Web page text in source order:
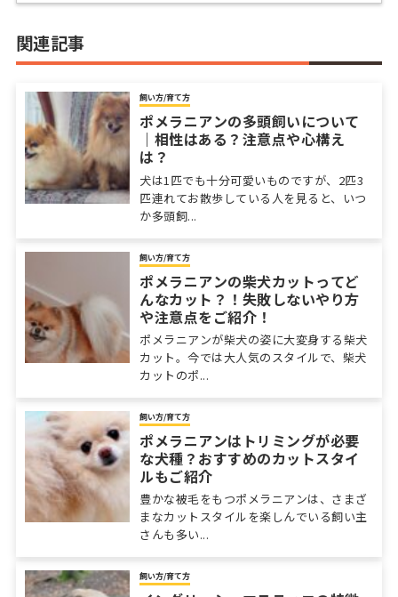
関連記事
飼い方/育て方
ポメラニアンの多頭飼いについて
｜相性はある？注意点や心構え
は？
犬は1匹でも十分可愛いものですが、2匹3
匹連れてお散歩している人を見ると、いつ
か多頭飼...
飼い方/育て方
ポメラニアンの柴犬カットってど
んなカット？！失敗しないやり方
や注意点をご紹介！
ポメラニアンが柴犬の姿に大変身する柴犬
カット。今では大人気のスタイルで、柴犬
カットのポ...
飼い方/育て方
ポメラニアンはトリミングが必要
な犬種？おすすめのカットスタイ
ルもご紹介
豊かな被毛をもつポメラニアンは、さまざ
まなカットスタイルを楽しんでいる飼い主
さんも多い...
飼い方/育て方